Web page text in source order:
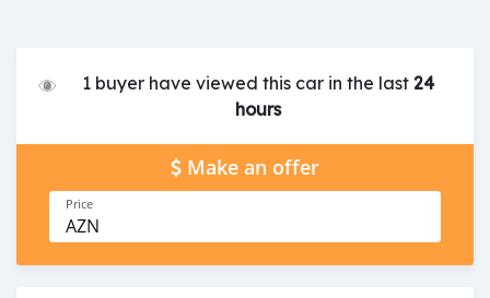
1 buyer have viewed this car in the last24
hours
Make an offer
Price
AZN